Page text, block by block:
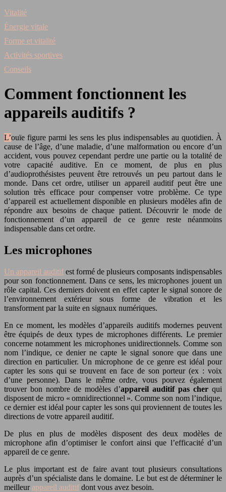
Vitalité
Énergie vitale
Forme et vitalité
Activités sportives
Conseils
Comment fonctionnent les
appareils auditifs ?
L’ouïe figure parmi les sens les plus indispensables au quotidien. À
cause de l’âge, d’une maladie, d’une malformation ou encore d’un
accident, vous pouvez cependant perdre une partie ou la totalité de
votre capacité auditive. En ce moment, de plus en plus
d’audioprothésistes peuvent être retrouvés un peu partout dans le
monde. Dans cet ordre, utiliser un appareil auditif peut être une
solution très efficace pour compenser votre problème. Ce type
d’appareil est actuellement disponible en plusieurs modèles afin de
répondre aux besoins de chaque patient. Découvrir le mode de
fonctionnement d’un appareil de ce genre reste néanmoins
indispensable dans cet ordre.
Les microphones
Un appareil auditif est formé de plusieurs composants indispensables
pour son fonctionnement. Dans ce sens, les microphones jouent un
rôle capital. Ces derniers doivent en effet capter le signal sonore de
l’environnement extérieur sous forme de vibration et les
transforment par la suite en signaux numériques.
En ce moment, les modèles d’appareils auditifs modernes peuvent
être équipés de deux types de microphones différents. Le premier
concerne notamment les microphones unidirectionnels. Comme son
nom l’indique, ce denier ne capte le signal sonore que dans une
direction en particulier. Un microphone de ce genre est idéal pour
capter les sons qui se trouvent en face de son porteur (ex : voix
d’une personne). Dans le même ordre, vous pouvez également
trouver bon nombre de modèles d’appareil auditif pas cher qui
disposent de micro « omnidirectionnel ». Comme son nom l’indique,
ce dernier est idéal pour capter les sons qui proviennent de toutes les
directions de votre appareil auditif.
De plus en plus de modèles disposent des deux modèles de
microphone afin d’optimiser le confort ainsi que l’efficacité d’un
appareil de ce genre.
Le plus important est de faire avant tout plusieurs consultations
auprès d’un spécialiste dans le domaine. Le but est de déterminer le
meilleurappareil auditif dont vous avez besoin.